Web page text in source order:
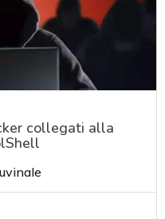
collegati alla